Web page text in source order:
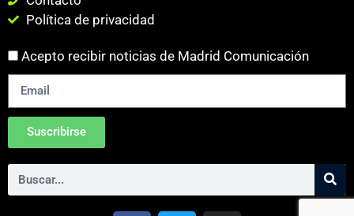
Política de privacidad
Acepto recibir noticias de Madrid Comunicación
Suscribirse